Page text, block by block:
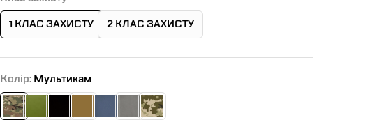
1 КЛАС ЗАХИСТУ 2 КЛАС ЗАХИСТУ
Колір: Мультикам